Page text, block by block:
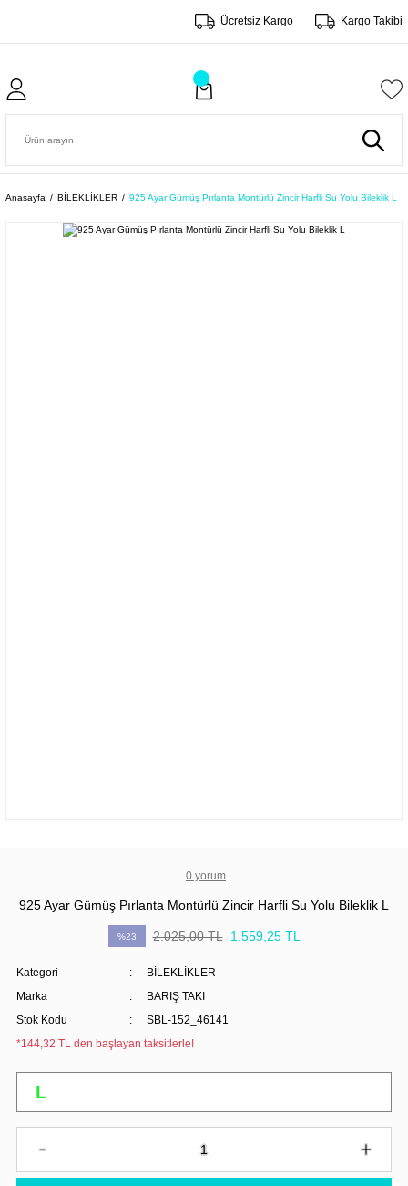
Ücretsiz Kargo Kargo Takibi
Anasayfa BİLEKLİKLER 925 Ayar Gümüş Pırlanta Montürlü Zincir Harfli Su Yolu Bileklik L
0 yorum
925 Ayar Gümüş Pırlanta Montürlü Zincir Harfli Su Yolu Bileklik L
%23 2.025,00 TL 1.559,25 TL
Kategori
BİLEKLİKLER
Marka
BARIŞ TAKI
Stok Kodu
SBL-152_46141
*144,32 TL den başlayan taksitlerle!